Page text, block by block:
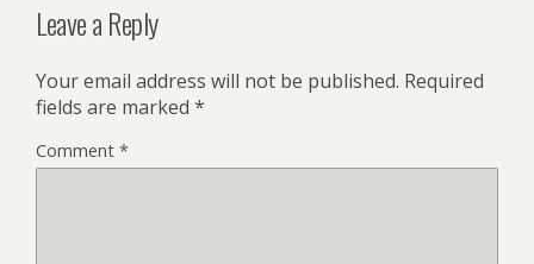
Leave a Reply
Your email address will not be published. Required
fields are marked *
Comment *